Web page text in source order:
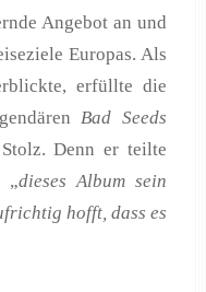
Angebot an und
Europas. Als
erfüllte die
Bad Seeds
Denn er teilte
„dieses Album sein
hofft, dass es